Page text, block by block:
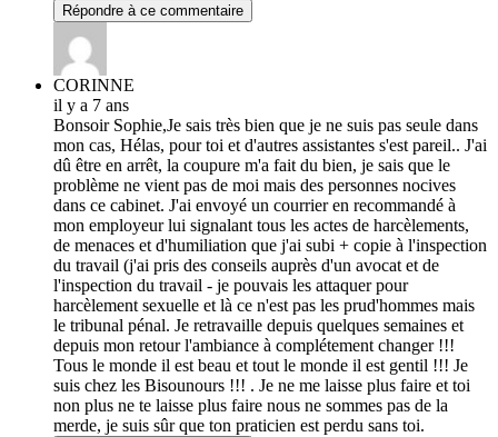
Répondre à ce commentaire
CORINNE
il y a 7 ans
Bonsoir Sophie,Je sais très bien que je ne suis pas seule dans
mon cas, Hélas, pour toi et d'autres assistantes s'est pareil.. J'ai
dû être en arrêt, la coupure m'a fait du bien, je sais que le
problème ne vient pas de moi mais des personnes nocives
dans ce cabinet. J'ai envoyé un courrier en recommandé à
mon employeur lui signalant tous les actes de harcèlements,
de menaces et d'humiliation que j'ai subi + copie à l'inspection
du travail (j'ai pris des conseils auprès d'un avocat et de
l'inspection du travail - je pouvais les attaquer pour
harcèlement sexuelle et là ce n'est pas les prud'hommes mais
le tribunal pénal. Je retravaille depuis quelques semaines et
depuis mon retour l'ambiance à complétement changer !!!
Tous le monde il est beau et tout le monde il est gentil !!! Je
suis chez les Bisounours !!! . Je ne me laisse plus faire et toi
non plus ne te laisse plus faire nous ne sommes pas de la
merde, je suis sûr que ton praticien est perdu sans toi.